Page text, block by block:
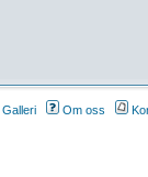
Galleri Om oss